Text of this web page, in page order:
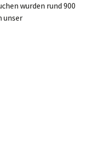
wurden rund 900
unser